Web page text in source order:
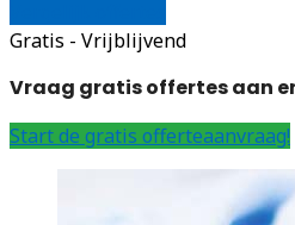
Gratis - Vrijblijvend
Vraag gratis offertes aan
Start de gratis offerteaanvraag!